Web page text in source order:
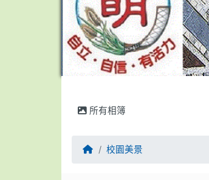
所有相簿
回首頁校園美景